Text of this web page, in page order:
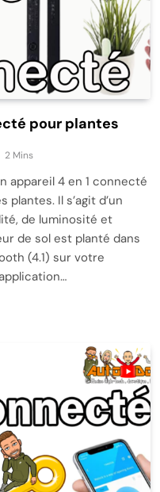
pour plantes
2 Mins
appareil 4 en 1 connecté
Il s’agit d’un
de luminosité et
de sol est planté dans
(4.1) sur votre